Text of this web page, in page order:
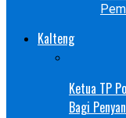
Kalteng
Ketua TP
Bagi